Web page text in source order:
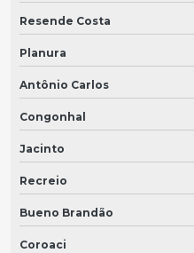
Resende Costa
Planura
Antônio Carlos
Congonhal
Jacinto
Recreio
Bueno Brandão
Coroaci